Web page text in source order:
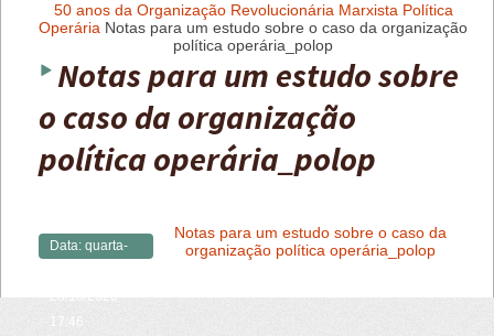
50 anos da Organização Revolucionária Marxista Política
Operária Notas para um estudo sobre o caso da organização
política operária_polop
Notas para um estudo sobre
o caso da organização
política operária_polop
Data: quarta-
28/10/2020 -
17:46
Notas para um estudo sobre o caso da
organização política operária_polop